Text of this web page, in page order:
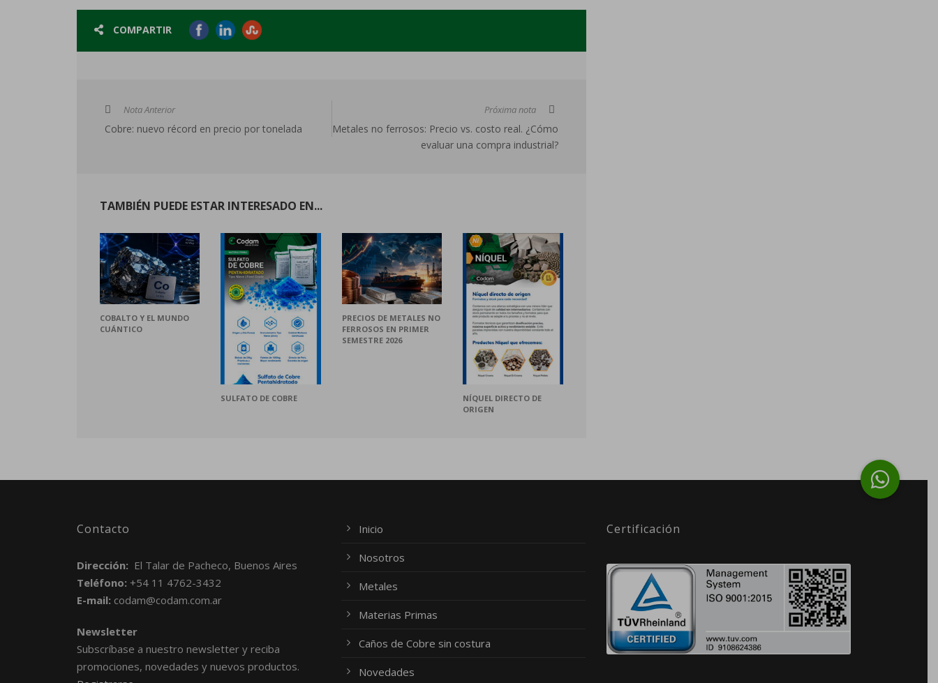
COMPARTIR
Nota Anterior
Cobre: nuevo récord en precio por tonelada
Próxima nota
Metales no ferrosos: Precio vs. costo real. ¿Cómo
evaluar una compra industrial?
TAMBIÉN PUEDE ESTAR INTERESADO EN...
COBALTO Y EL MUNDO
CUÁNTICO
SULFATO DE COBRE
PRECIOS DE METALES NO
FERROSOS EN PRIMER
SEMESTRE 2026
NÍQUEL DIRECTO DE
ORIGEN
Contacto
Dirección: El Talar de Pacheco, Buenos Aires
Teléfono: +54 11 4762-3432
E-mail: codam@codam.com.ar
Newsletter
Subscríbase a nuestro newsletter y reciba
promociones, novedades y nuevos productos.
Inicio
Nosotros
Metales
Materias Primas
Caños de Cobre sin costura
Novedades
Certificación